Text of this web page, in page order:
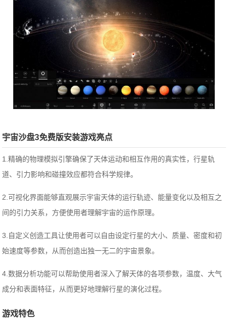
宇宙沙盘3免费版安装游戏亮点
1.精确的物理模拟引擎确保了天体运动和相互作用的真实性，行星轨
道、引力影响和碰撞效应都符合科学规律。
2.可视化界面能够直观展示宇宙天体的运行轨迹、能量变化以及相互之
间的引力关系，方便使用者理解宇宙的运作原理。
3.自定义创造工具让使用者可以自由设定行星的大小、质量、密度和初
始速度等参数，从而创造出独一无二的宇宙景象。
4.数据分析功能可以帮助使用者深入了解天体的各项参数，温度、大气
成分和表面特征，从而更好地理解行星的演化过程。
游戏特色